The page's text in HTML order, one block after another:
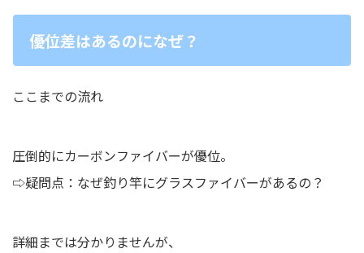
優位差はあるのになぜ？
ここまでの流れ
圧倒的にカーボンファイバーが優位。
⇨疑問点：なぜ釣り竿にグラスファイバーがあるの？
詳細までは分かりませんが、